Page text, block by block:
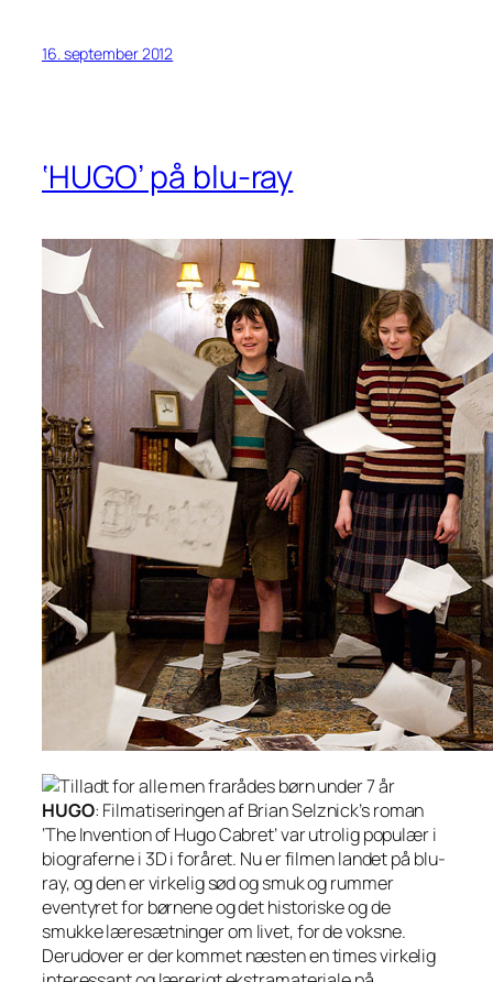
16. september 2012
‘HUGO’ på blu-ray
HUGO: Filmatiseringen af Brian Selznick’s roman
‘The Invention of Hugo Cabret’ var utrolig populær i
biograferne i 3D i foråret. Nu er filmen landet på blu-
ray, og den er virkelig sød og smuk og rummer
eventyret for børnene og det historiske og de
smukke læresætninger om livet, for de voksne.
Derudover er der kommet næsten en times virkelig